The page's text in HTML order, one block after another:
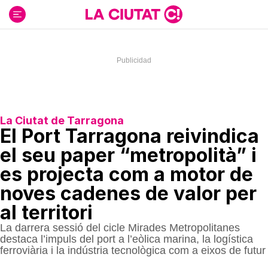
contenido
La Ciutat de Tarragona
El Port Tarragona reivindica
el seu paper “metropolità” i
es projecta com a motor de
noves cadenes de valor per
al territori
La darrera sessió del cicle Mirades Metropolitanes
destaca l’impuls del port a l’eòlica marina, la logística
ferroviària i la indústria tecnològica com a eixos de futur